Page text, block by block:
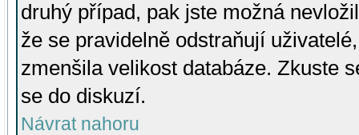
druhý případ, pak jste možná
že se pravidelně odstraňují
zmenšila velikost databáze. Zkuste
se do diskuzí.
Návrat nahoru